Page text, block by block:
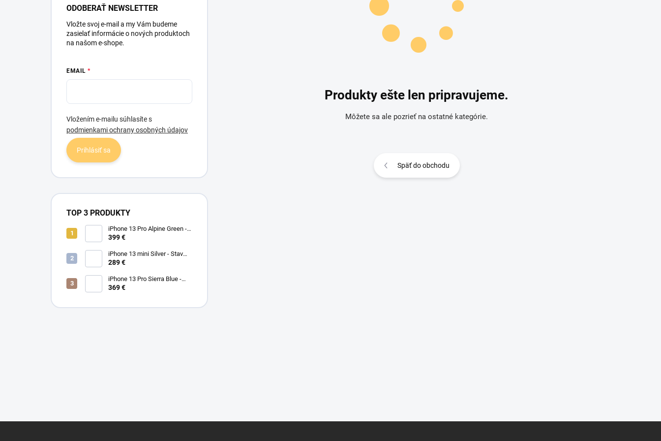
ODOBERAŤ NEWSLETTER
Vložte svoj e-mail a my Vám budeme
zasielať informácie o nových produktoch
na našom e-shope.
EMAIL
Vložením e-mailu súhlasíte s
podmienkami ochrany osobných údajov
Prihlásiť sa
TOP 3 PRODUKTY
iPhone 13 Pro Alpine Green -
Stav PEKNÝ A/B 100%
399 €
iPhone 13 mini Silver - Stav
PEKNÝ A
289 €
iPhone 13 Pro Sierra Blue -
Stav PEKNÝ A/B
369 €
Produkty ešte len pripravujeme.
Môžete sa ale pozrieť na ostatné kategórie.
Späť do obchodu